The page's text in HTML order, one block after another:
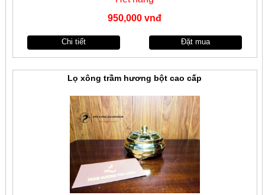
950,000 vnđ
Chi tiết Đặt mua
Lọ xông trầm hương bột cao cấp